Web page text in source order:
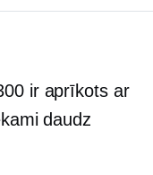
ir aprīkots ar
daudz